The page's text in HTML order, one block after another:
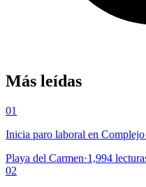
Más leídas
01
Inicia paro laboral en
Playa del Carmen·1,994
02